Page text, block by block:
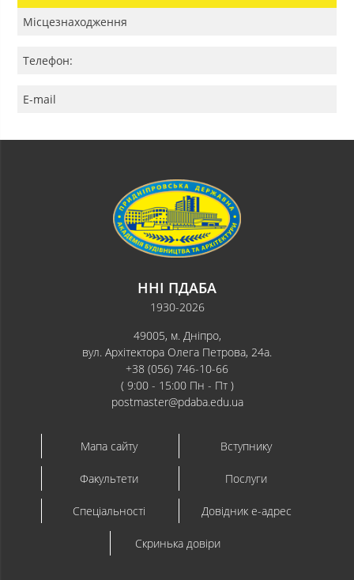
Місцезнаходження
Телефон:
E-mail
ННІ ПДАБА
1930-2026
49005, м. Дніпро,
вул. Архітектора Олега Петрова, 24а.
+38 (056) 746-10-66
( 9:00 - 15:00 Пн - Пт )
postmaster@pdaba.edu.ua
Мапа сайту Вступнику
Факультети Послуги
Спеціальності Довідник e-адрес
Скринька довіри